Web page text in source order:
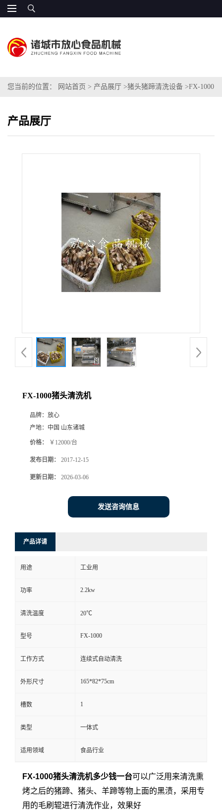
您当前的位置： 网站首页 > 产品展厅 >猪头猪蹄清洗设备 >FX-1000
产品展厅
FX-1000猪头清洗机
品牌： 放心
产地： 中国 山东诸城
价格： ￥12000/台
发布日期： 2017-12-15
更新日期： 2026-03-06
发送咨询信息
产品详请
用途 工业用
功率 2.2kw
清洗温度 20℃
型号 FX-1000
工作方式 连续式自动清洗
外形尺寸 165*82*75cm
槽数 1
类型 一体式
适用领域 食品行业
FX-1000猪头清洗机多少钱一台可以广泛用来清洗熏
烤之后的猪蹄、猪头、羊蹄等物上面的黑渍，采用专
用的毛刷辊进行清洗作业，效果好